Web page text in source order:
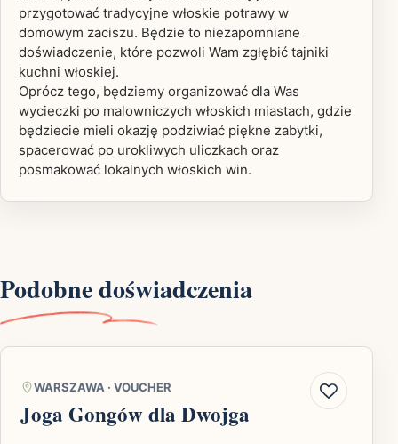
przygotować tradycyjne włoskie potrawy w
domowym zaciszu. Będzie to niezapomniane
doświadczenie, które pozwoli Wam zgłębić tajniki
kuchni włoskiej.
Oprócz tego, będziemy organizować dla Was
wycieczki po malowniczych włoskich miastach, gdzie
będziecie mieli okazję podziwiać piękne zabytki,
spacerować po urokliwych uliczkach oraz
posmakować lokalnych włoskich win.
Podobne doświadczenia
WARSZAWA · VOUCHER
Joga Gongów dla Dwojga